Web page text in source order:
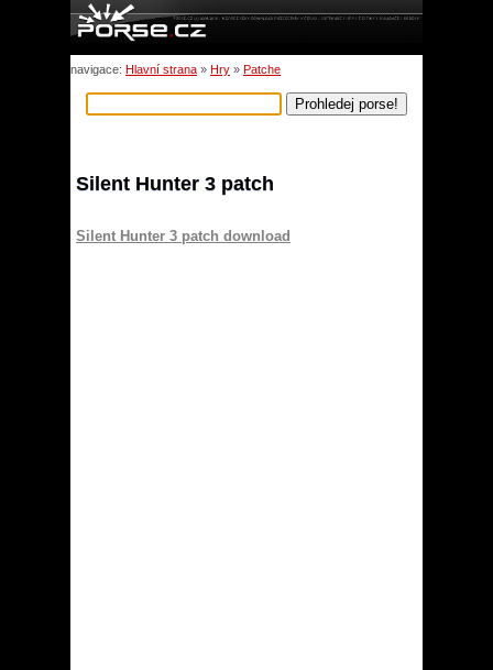
navigace: Hlavní strana » Hry » Patche
Silent Hunter 3 patch
Silent Hunter 3 patch download